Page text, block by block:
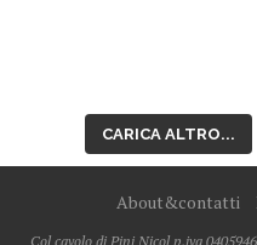
CARICA ALTRO...
About&contatti
Col cavolo di Pini Nicol p.iva